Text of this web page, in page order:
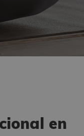
en